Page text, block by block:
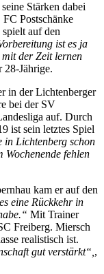
Stärken dabei
Postschänke
auf den
ist es ja
der Zeit lernen
28-Jährige.
in der Lichtenberger
bei der SV
auf. Durch
ist sein letztes Spiel
in Lichtenberg schon
fehlen
kam er auf den
eine Rückkehr in
Mit Trainer
Freiberg. Miersch
realistisch ist.
gut verstärkt“, ,